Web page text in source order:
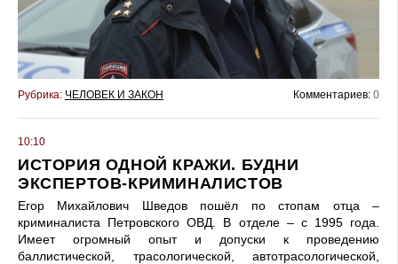
Рубрика: ЧЕЛОВЕК И ЗАКОН Комментариев: 0
10:10
ИСТОРИЯ ОДНОЙ КРАЖИ. БУДНИ
ЭКСПЕРТОВ-КРИМИНАЛИСТОВ
Егор Михайлович Шведов пошёл по стопам отца –
криминалиста Петровского ОВД. В отделе – с 1995 года.
Имеет огромный опыт и допуски к проведению
баллистической, трасологической, автотрасологической,